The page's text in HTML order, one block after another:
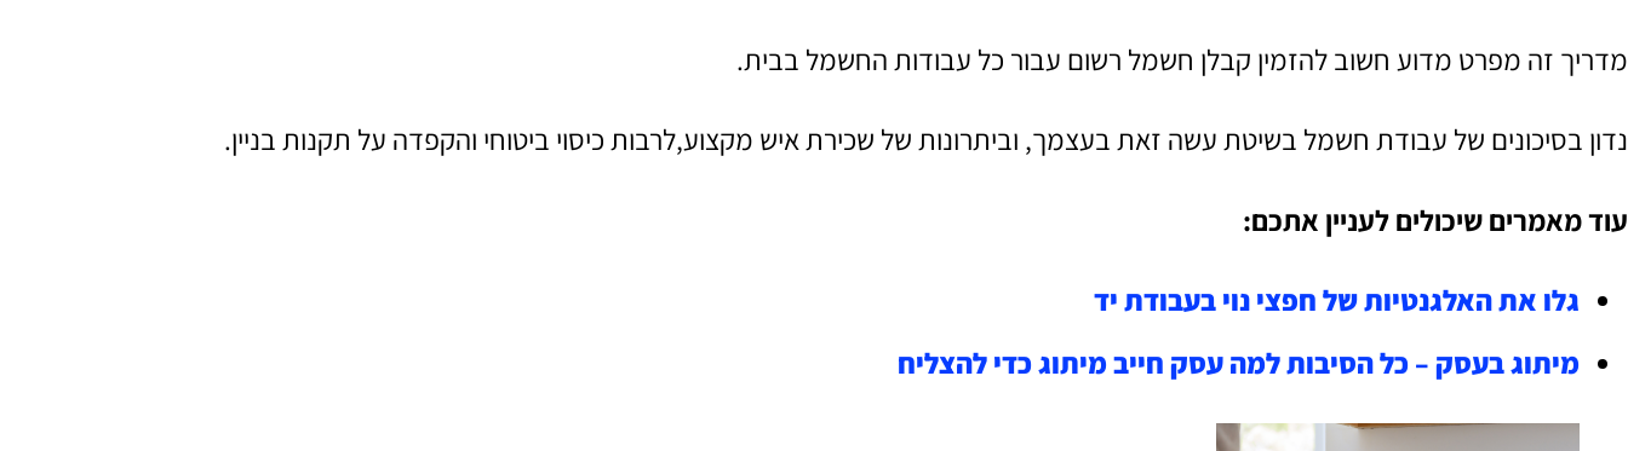
מדריך זה מפרט מדוע חשוב להזמין קבלן חשמל רשום עבור כל עבודות החשמל בבית.
נדון בסיכונים של עבודת חשמל בשיטת עשה זאת בעצמך, וביתרונות של שכירת איש מקצוע,לרבות כיסוי ביטוחי והקפדה על תקנות בניין.
עוד מאמרים שיכולים לעניין אתכם:
גלו את האלגנטיות של חפצי נוי בעבודת יד
מיתוג בעסק – כל הסיבות למה עסק חייב מיתוג כדי להצליח